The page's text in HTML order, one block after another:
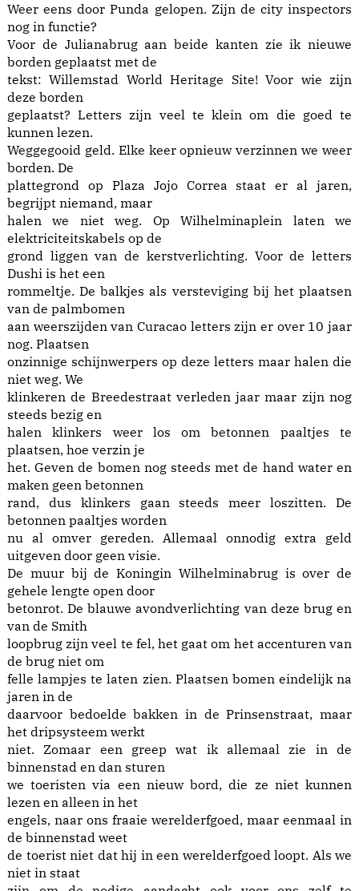
Weer eens door Punda gelopen. Zijn de city inspectors
nog in functie?
Voor de Julianabrug aan beide kanten zie ik nieuwe
borden geplaatst met de
tekst: Willemstad World Heritage Site! Voor wie zijn
deze borden
geplaatst? Letters zijn veel te klein om die goed te
kunnen lezen.
Weggegooid geld. Elke keer opnieuw verzinnen we weer
borden. De
plattegrond op Plaza Jojo Correa staat er al jaren,
begrijpt niemand, maar
halen we niet weg. Op Wilhelminaplein laten we
elektriciteitskabels op de
grond liggen van de kerstverlichting. Voor de letters
Dushi is het een
rommeltje. De balkjes als versteviging bij het plaatsen
van de palmbomen
aan weerszijden van Curacao letters zijn er over 10 jaar
nog. Plaatsen
onzinnige schijnwerpers op deze letters maar halen die
niet weg. We
klinkeren de Breedestraat verleden jaar maar zijn nog
steeds bezig en
halen klinkers weer los om betonnen paaltjes te
plaatsen, hoe verzin je
het. Geven de bomen nog steeds met de hand water en
maken geen betonnen
rand, dus klinkers gaan steeds meer loszitten. De
betonnen paaltjes worden
nu al omver gereden. Allemaal onnodig extra geld
uitgeven door geen visie.
De muur bij de Koningin Wilhelminabrug is over de
gehele lengte open door
betonrot. De blauwe avondverlichting van deze brug en
van de Smith
loopbrug zijn veel te fel, het gaat om het accenturen van
de brug niet om
felle lampjes te laten zien. Plaatsen bomen eindelijk na
jaren in de
daarvoor bedoelde bakken in de Prinsenstraat, maar
het dripsysteem werkt
niet. Zomaar een greep wat ik allemaal zie in de
binnenstad en dan sturen
we toeristen via een nieuw bord, die ze niet kunnen
lezen en alleen in het
engels, naar ons fraaie werelderfgoed, maar eenmaal in
de binnenstad weet
de toerist niet dat hij in een werelderfgoed loopt. Als we
niet in staat